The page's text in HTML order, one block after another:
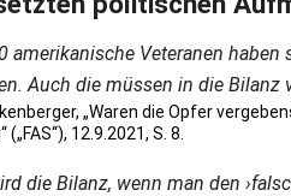
amerikanische Veteranen
Auch die müssen in die Bilanz
„Waren die Opfer
12.9.2021, S. 8.
die Bilanz, wenn man den